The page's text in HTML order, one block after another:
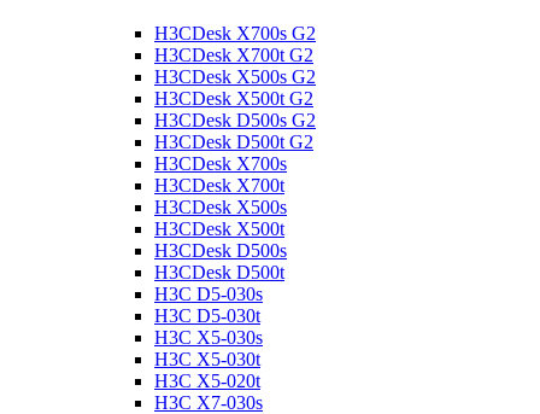
H3CDesk X700s G2
H3CDesk X700t G2
H3CDesk X500s G2
H3CDesk X500t G2
H3CDesk D500s G2
H3CDesk D500t G2
H3CDesk X700s
H3CDesk X700t
H3CDesk X500s
H3CDesk X500t
H3CDesk D500s
H3CDesk D500t
H3C D5-030s
H3C D5-030t
H3C X5-030s
H3C X5-030t
H3C X5-020t
H3C X7-030s